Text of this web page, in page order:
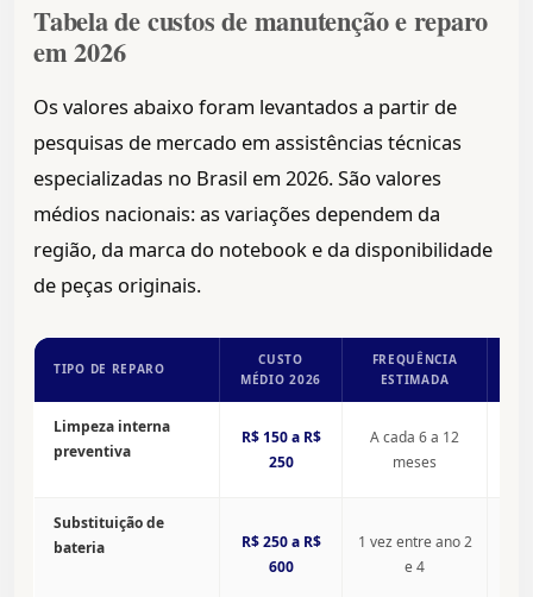
Tabela de custos de manutenção e reparo
em 2026
Os valores abaixo foram levantados a partir de
pesquisas de mercado em assistências técnicas
especializadas no Brasil em 2026. São valores
médios nacionais: as variações dependem da
região, da marca do notebook e da disponibilidade
de peças originais.
TIPO DE REPARO
CUSTO
MÉDIO 2026
FREQUÊNCIA
ESTIMADA
Limpeza interna
preventiva
R$ 150 a R$
250
A cada 6 a 12
meses
Substituição de
bateria
R$ 250 a R$
600
1 vez entre ano 2
e 4